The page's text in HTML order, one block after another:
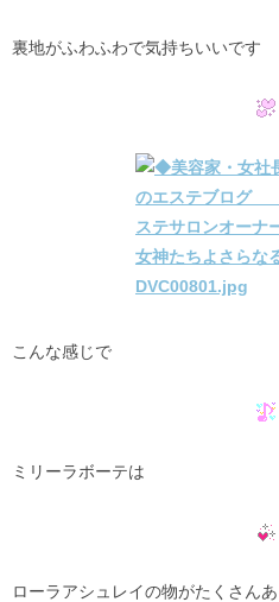
裏地がふわふわで気持ちいいです
こんな感じで
ミリーラボーテは
ローラアシュレイの物がたくさん